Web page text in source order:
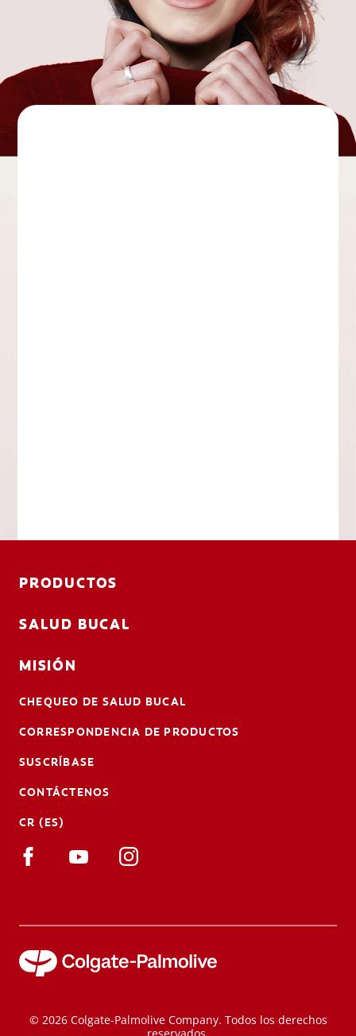
PRODUCTOS
SALUD BUCAL
MISIÓN
CHEQUEO DE SALUD BUCAL
CORRESPONDENCIA DE PRODUCTOS
SUSCRÍBASE
CONTÁCTENOS
CR (ES)
© 2026 Colgate-Palmolive Company. Todos los derechos